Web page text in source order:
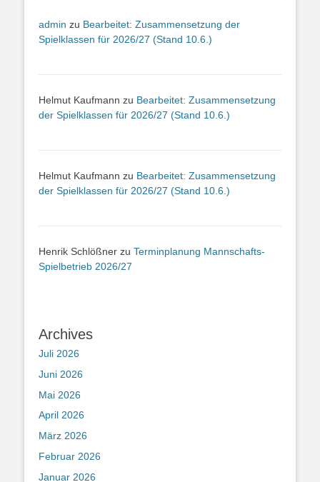
admin zu Bearbeitet: Zusammensetzung der
Spielklassen für 2026/27 (Stand 10.6.)
Helmut Kaufmann zu Bearbeitet: Zusammensetzung
der Spielklassen für 2026/27 (Stand 10.6.)
Helmut Kaufmann zu Bearbeitet: Zusammensetzung
der Spielklassen für 2026/27 (Stand 10.6.)
Henrik Schlößner zu Terminplanung Mannschafts-
Spielbetrieb 2026/27
Archives
Juli 2026
Juni 2026
Mai 2026
April 2026
März 2026
Februar 2026
Januar 2026